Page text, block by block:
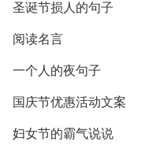
圣诞节损人的句子
阅读名言
一个人的夜句子
国庆节优惠活动文案
妇女节的霸气说说